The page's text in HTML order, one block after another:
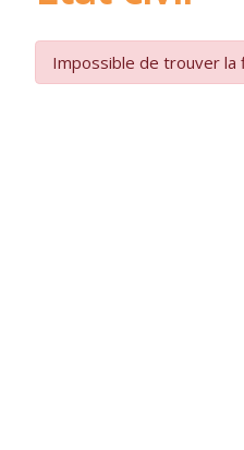
Impossible de trouver la